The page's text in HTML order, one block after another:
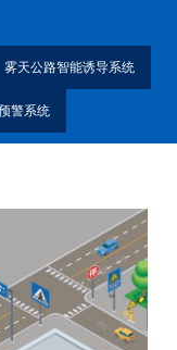
雾天公路智能诱导系统
警系统